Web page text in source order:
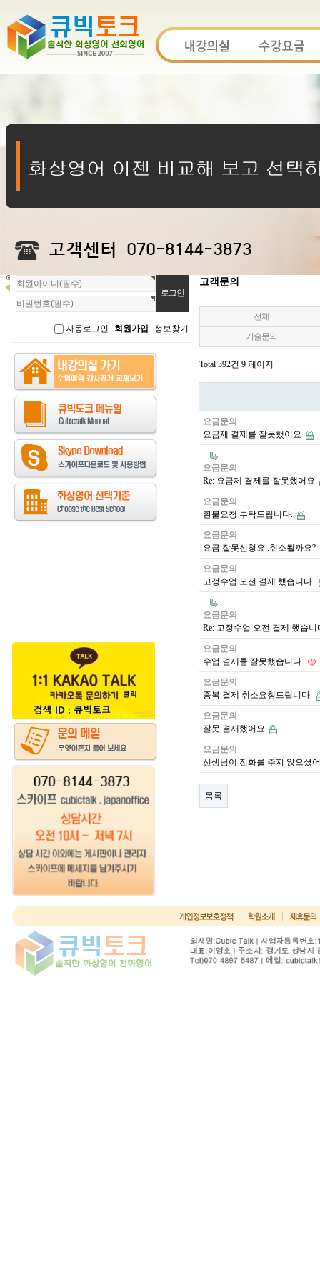
회
원
로
자동로그인 회원가입 정보찾기
고객문의
전체
기술문의
Total 392건 9 페이지
요금문의
요금제 결제를 잘못했어요
요금문의
Re: 요금제 결제를 잘못했어요
요금문의
환불요청 부탁드립니다.
요금문의
요금 잘못신청요..취소될까요?
요금문의
고정수업 오전 결제 했습니다.
요금문의
Re: 고정수업 오전 결제 했습
요금문의
수업 결제를 잘못했습니다.
요금문의
중복 결제 취소요청드립니다.
요금문의
잘못 결재했어요
요금문의
선생님이 전화를 주지 않으셨
목록